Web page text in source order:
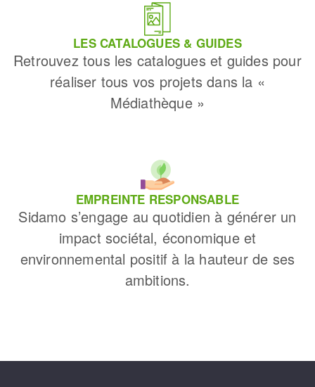
LES CATALOGUES & GUIDES
Retrouvez tous les catalogues et guides pour
réaliser tous vos projets dans la «
Médiathèque »
EMPREINTE RESPONSABLE
Sidamo s’engage au quotidien à générer un
impact sociétal, économique et
environnemental positif à la hauteur de ses
ambitions.